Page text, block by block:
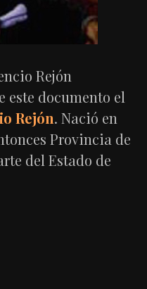
Rejón
este documento el
Rejón. Nació en
Provincia de
del Estado de